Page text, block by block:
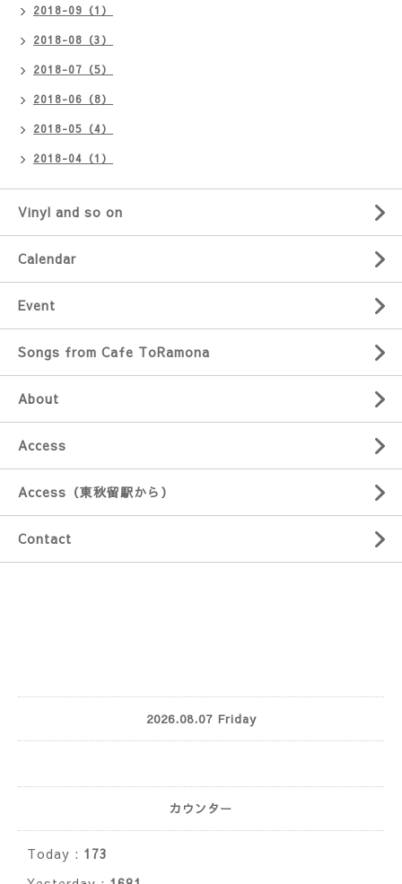
2018-09（1）
2018-08（3）
2018-07（5）
2018-06（8）
2018-05（4）
2018-04（1）
Vinyl and so on
Calendar
Event
Songs from Cafe ToRamona
About
Access
Access（東秋留駅から）
Contact
2026.08.07 Friday
カウンター
Today : 173